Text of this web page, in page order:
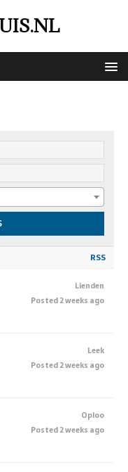
RSS
Lienden
Posted 2 weeks ago
Leek
Posted 2 weeks ago
Oploo
Posted 2 weeks ago